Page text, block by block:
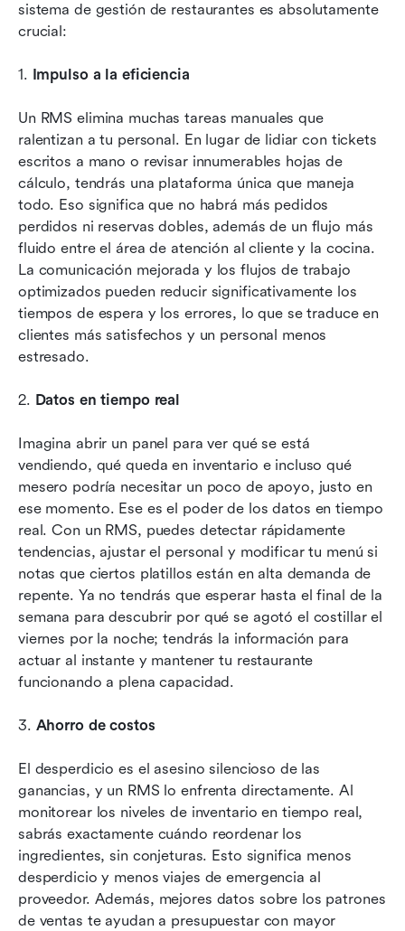
sistema de gestión de restaurantes es absolutamente
crucial:
1. Impulso a la eficiencia
Un RMS elimina muchas tareas manuales que
ralentizan a tu personal. En lugar de lidiar con tickets
escritos a mano o revisar innumerables hojas de
cálculo, tendrás una plataforma única que maneja
todo. Eso significa que no habrá más pedidos
perdidos ni reservas dobles, además de un flujo más
fluido entre el área de atención al cliente y la cocina.
La comunicación mejorada y los flujos de trabajo
optimizados pueden reducir significativamente los
tiempos de espera y los errores, lo que se traduce en
clientes más satisfechos y un personal menos
estresado.
2. Datos en tiempo real
Imagina abrir un panel para ver qué se está
vendiendo, qué queda en inventario e incluso qué
mesero podría necesitar un poco de apoyo, justo en
ese momento. Ese es el poder de los datos en tiempo
real. Con un RMS, puedes detectar rápidamente
tendencias, ajustar el personal y modificar tu menú si
notas que ciertos platillos están en alta demanda de
repente. Ya no tendrás que esperar hasta el final de la
semana para descubrir por qué se agotó el costillar el
viernes por la noche; tendrás la información para
actuar al instante y mantener tu restaurante
funcionando a plena capacidad.
3. Ahorro de costos
El desperdicio es el asesino silencioso de las
ganancias, y un RMS lo enfrenta directamente. Al
monitorear los niveles de inventario en tiempo real,
sabrás exactamente cuándo reordenar los
ingredientes, sin conjeturas. Esto significa menos
desperdicio y menos viajes de emergencia al
proveedor. Además, mejores datos sobre los patrones
de ventas te ayudan a presupuestar con mayor